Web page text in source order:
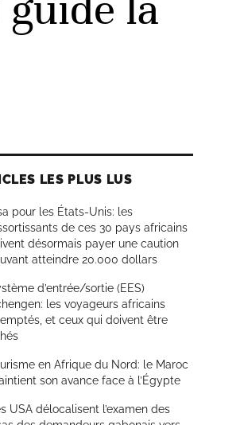
LES PLUS LUS
pour les États-Unis: les
de ces 30 pays africains
désormais payer une caution
atteindre 20.000 dollars
d’entrée/sortie (EES)
les voyageurs africains
et ceux qui doivent être
en Afrique du Nord: le Maroc
son avance face à l’Égypte
USA délocalisent l’examen des